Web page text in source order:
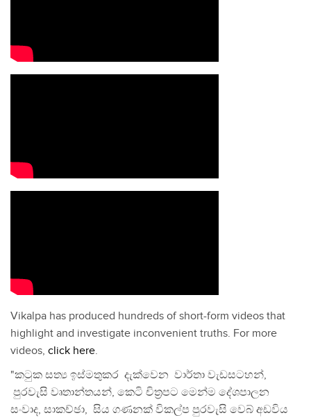
Vikalpa has produced hundreds of short-form videos that
highlight and investigate inconvenient truths. For more
videos, click here.
"කටුක සත්‍ය ඉස්මතුකර දැක්වෙන වාර්තා වැඩසටහන්,
පුරවැසි වෘතාන්තයන්, කෙටි චිත්‍රපට මෙන්ම දේශපාලන
සංවාද, සාකච්ඡා, සිය ගණනක් විකල්ප පුරවැසි වෙබ් අඩවිය